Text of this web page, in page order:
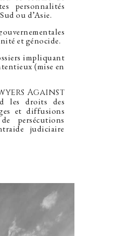
personnalités
ou d’Asie.
et génocide.
impliquant
(mise en
Against
les droits des
et diffusions
persécutions
judiciaire